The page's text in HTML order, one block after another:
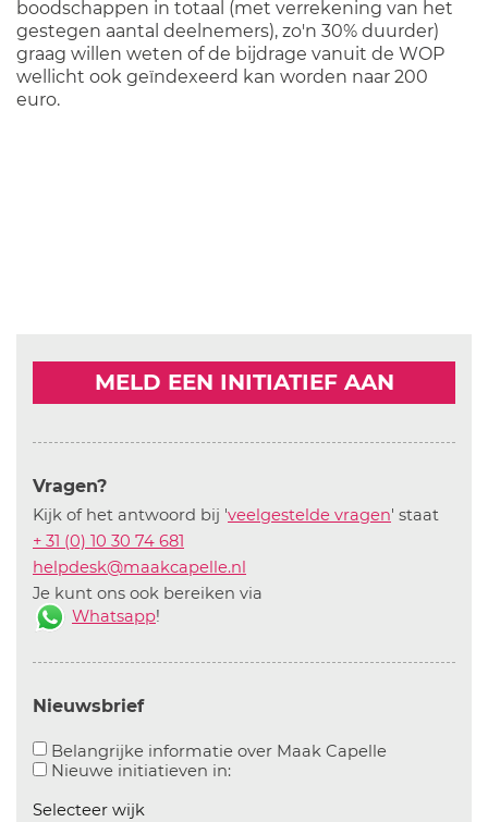
boodschappen in totaal (met verrekening van het
gestegen aantal deelnemers), zo'n 30% duurder)
graag willen weten of de bijdrage vanuit de WOP
wellicht ook geïndexeerd kan worden naar 200
euro.
MELD EEN INITIATIEF AAN
Vragen?
Kijk of het antwoord bij 'veelgestelde vragen' staat
+ 31 (0) 10 30 74 681
helpdesk@maakcapelle.nl
Je kunt ons ook bereiken via
Whatsapp!
Nieuwsbrief
Belangrijke informatie over Maak CapelleAanvinken
Nieuwe initiatieven in:Aanvinken om informatie over
Selecteer wijk